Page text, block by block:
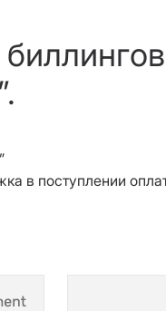
в поступлении